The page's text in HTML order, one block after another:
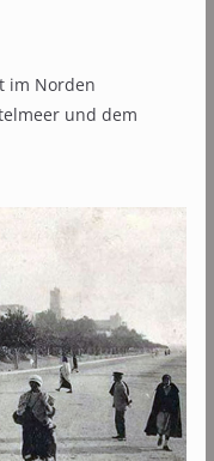
im Norden
und dem